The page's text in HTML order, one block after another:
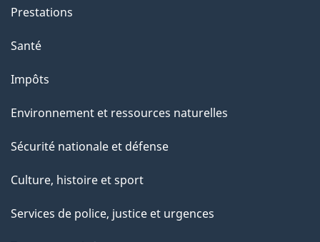
Prestations
Santé
Impôts
Environnement et ressources naturelles
Sécurité nationale et défense
Culture, histoire et sport
Services de police, justice et urgences